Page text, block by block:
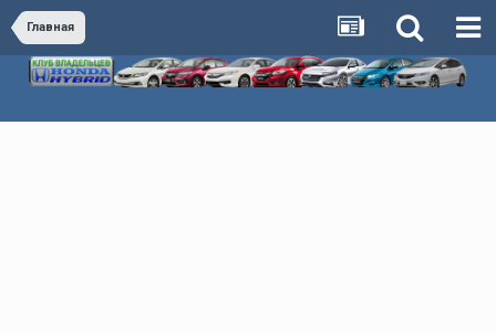
Главная